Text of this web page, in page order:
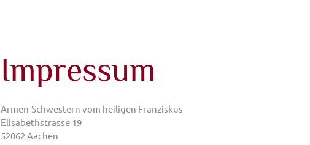
Impressum
Armen-Schwestern vom heiligen Franziskus
Elisabethstrasse 19
52062 Aachen